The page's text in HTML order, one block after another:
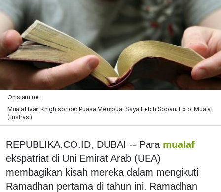
Onislam.net
Mualaf Ivan Knightsbride: Puasa Membuat Saya Lebih Sopan. Foto: Mualaf
(ilustrasi)
REPUBLIKA.CO.ID, DUBAI -- Para mualaf
ekspatriat di Uni Emirat Arab (UEA)
membagikan kisah mereka dalam mengikuti
Ramadhan pertama di tahun ini. Ramadhan